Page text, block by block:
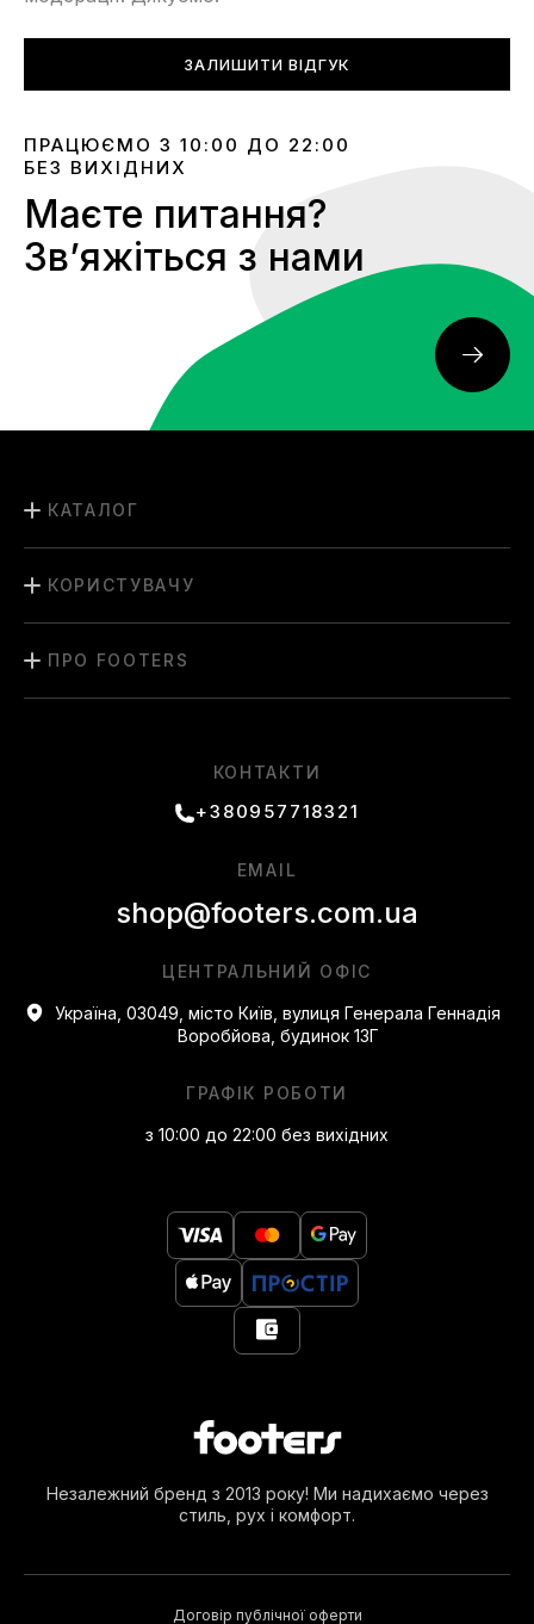
ЗАЛИШИТИ ВІДГУК
ПРАЦЮЄМО З 10:00 ДО 22:00
БЕЗ ВИХІДНИХ
Маєте питання?
Звʼяжіться з нами
Незалежний бренд з 2013 року! Ми надихаємо через
стиль, рух і комфорт.
КАТАЛОГ
КОРИСТУВАЧУ
ПРО FOOTERS
КОНТАКТИ
+380957718321
ЦЕНТРАЛЬНИЙ ОФІС
Україна, 03049, місто Київ, вулиця Генерала Геннадія
Воробйова, будинок 13Г
ГРАФІК РОБОТИ
з 10:00 до 22:00 без вихідних
EMAIL
shop@footers.com.ua
Договір публічної оферти